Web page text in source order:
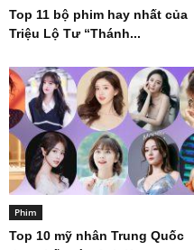
Top 11 bộ phim hay nhất của
Triệu Lộ Tư “Thánh...
Phim
Top 10 mỹ nhân Trung Quốc